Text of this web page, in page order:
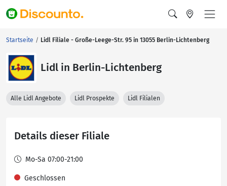
Startseite Lidl Filiale - Große-Leege-Str. 95 in 13055 Berlin-Lichtenberg
Lidl in Berlin-Lichtenberg
Alle Lidl Angebote Lidl Prospekte Lidl Filialen
Details dieser Filiale
Mo-Sa 07:00-21:00
Geschlossen